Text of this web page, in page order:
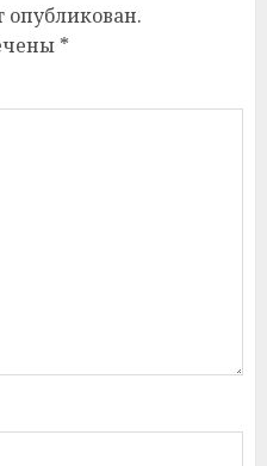
опубликован.
*